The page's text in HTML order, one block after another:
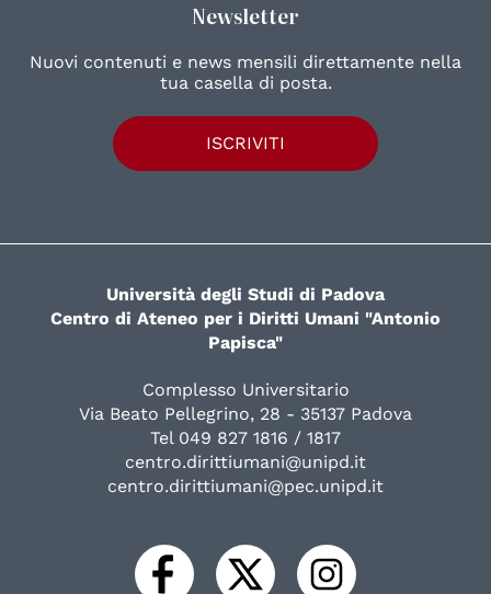
Newsletter
Nuovi contenuti e news mensili direttamente nella
tua casella di posta.
ISCRIVITI
Università degli Studi di Padova
Centro di Ateneo per i Diritti Umani "Antonio
Papisca"
Complesso Universitario
Via Beato Pellegrino, 28 - 35137 Padova
Tel 049 827 1816 / 1817
centro.dirittiumani@unipd.it
centro.dirittiumani@pec.unipd.it